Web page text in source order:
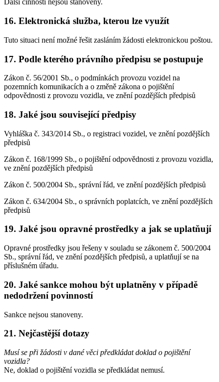
Další činnosti nejsou stanoveny.
16. Elektronická služba, kterou lze využít
Tuto situaci není možné řešit zasláním žádosti elektronickou poštou.
17. Podle kterého právního předpisu se postupuje
Zákon č. 56/2001 Sb., o podmínkách provozu vozidel na
pozemních komunikacích a o změně zákona o pojištění
odpovědnosti z provozu vozidla, ve znění pozdějších předpisů
18. Jaké jsou související předpisy
Vyhláška č. 343/2014 Sb., o registraci vozidel, ve znění pozdějších
předpisů
Zákon č. 168/1999 Sb., o pojištění odpovědnosti z provozu vozidla,
ve znění pozdějších předpisů
Zákon č. 500/2004 Sb., správní řád, ve znění pozdějších předpisů
Zákon č. 634/2004 Sb., o správních poplatcích, ve znění pozdějších
předpisů
19. Jaké jsou opravné prostředky a jak se uplatňují
Opravné prostředky jsou řešeny v souladu se zákonem č. 500/2004
Sb., správní řád, ve znění pozdějších předpisů, a uplatňují se na
příslušném úřadu.
20. Jaké sankce mohou být uplatněny v případě
nedodržení povinností
Sankce nejsou stanoveny.
21. Nejčastější dotazy
Musí se při žádosti v dané věci předkládat doklad o pojištění
vozidla?
Ne, doklad o pojištění vozidla se předkládat nemusí.